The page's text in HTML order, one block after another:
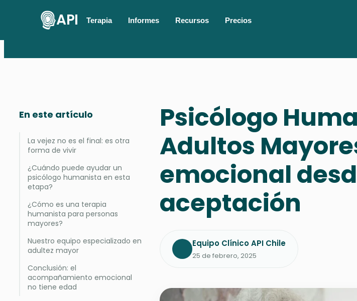
API Terapia Informes Recursos Precios
En este artículo
La vejez no es el final: es otra
forma de vivir
¿Cuándo puede ayudar un
psicólogo humanista en esta
etapa?
¿Cómo es una terapia
humanista para personas
mayores?
Nuestro equipo especializado en
adultez mayor
Conclusión: el
acompañamiento emocional
no tiene edad
Psicólogo
Adultos
emocional
aceptación
Equipo Clínico API Chile
25 de febrero, 2025